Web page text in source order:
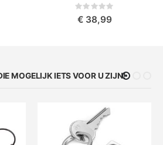
Rating:
€ 38,99
MOGELIJK IETS VOOR U ZIJN!